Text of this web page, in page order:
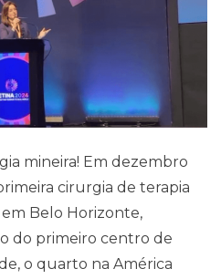
mineira! Em dezembro
cirurgia de terapia
Belo Horizonte,
do primeiro centro de
o quarto na América